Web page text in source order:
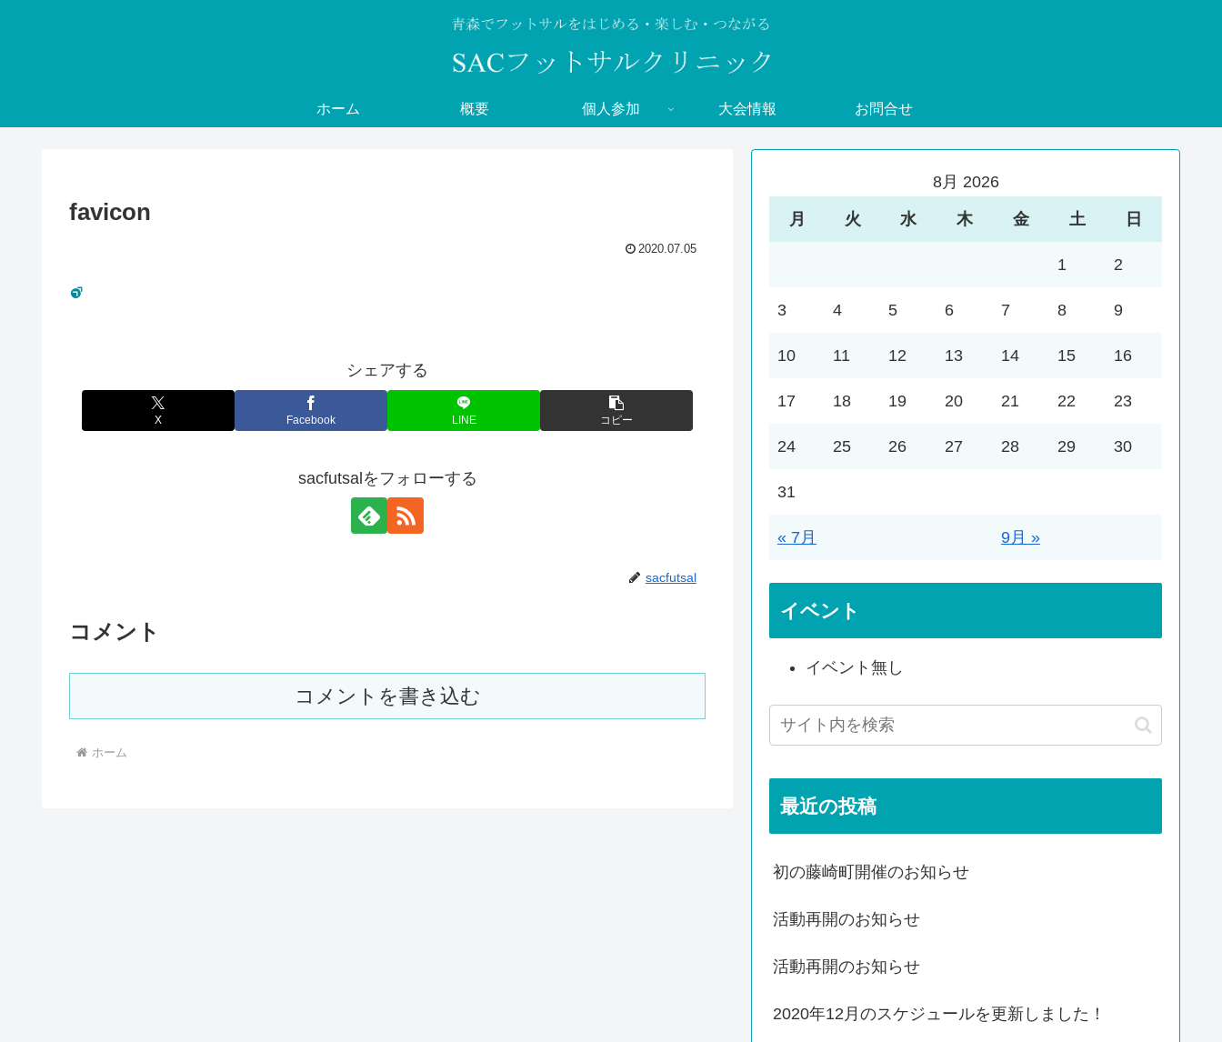
ホーム 概要 個人参加 大会情報 お問合せ
favicon
2020.07.05
シェアする
X Facebook LINE コピー
sacfutsalをフォローする
sacfutsal
コメント
コメントを書き込む
ホーム
8月 2026
月 火 水 木 金 土 日
1 2
3 4 5 6 7 8 9
10 11 12 13 14 15 16
17 18 19 20 21 22 23
24 25 26 27 28 29 30
31
« 7月 9月 »
イベント
イベント無し
最近の投稿
初の藤崎町開催のお知らせ
活動再開のお知らせ
活動再開のお知らせ
2020年12月のスケジュールを更新しました！